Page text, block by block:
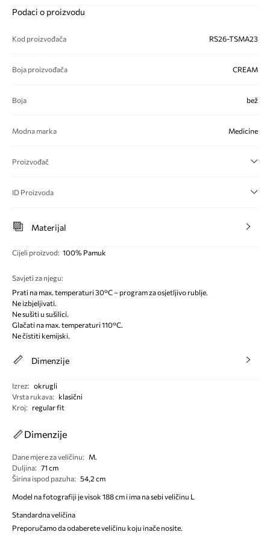
Podaci o proizvodu
Kod proizvođača RS26-TSMA23
Boja proizvođača CREAM
Boja bež
Modna marka Medicine
Proizvođač
ID Proizvoda
Materijal
Cijeli proizvod: 100% Pamuk
Savjeti za njegu:
Prati na max. temperaturi 30°C – program za osjetljivo rublje.
Ne izbjeljivati.
Ne sušiti u sušilici.
Glačati na max. temperaturi 110°C.
Ne čistiti kemijski.
Dimenzije
Izrez: okrugli
Vrsta rukava:
klasični
Kroj: regular fit
Dimenzije
Dane mjere za veličinu:
M.
Duljina: 71 cm
Širina ispod pazuha: 54,2 cm
Model na fotografiji je visok 188 cm i ima na sebi veličinu L
Standardna veličina
Preporučamo da odaberete veličinu koju inače nosite.